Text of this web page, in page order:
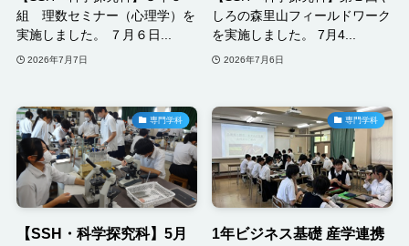
組 理数セミナー（心理学）を
実施しました。 ７月６日...
2026年7月7日
しろの森里山フィールドワーク
を実施しました。 7月4...
2026年7月6日
専門学科
【SSH・科学探究科】5月
専門学科
1年ビジネス基礎 産学連携